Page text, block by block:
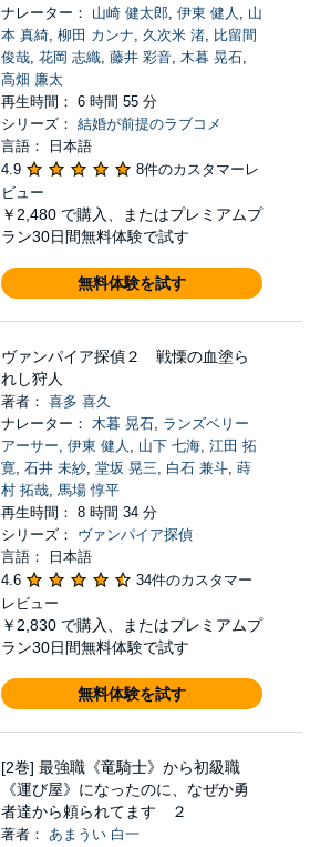
ナレーター： 山崎 健太郎, 伊東 健人 , 山
本 真綺, 柳田 カンナ, 久次米 渚, 比留間
俊哉, 花岡 志織, 藤井 彩音, 木暮 晃石,
高畑 廉太
再生時間： 6 時間 55 分
シリーズ： 結婚が前提のラブコメ
言語： 日本語
4.9
8件のカスタマーレ
ビュー
￥2,480 で購入、またはプレミアムプ
ラン30日間無料体験で試す
無料体験を試す
ヴァンパイア探偵２ 戦慄の血塗ら
れし狩人
著者： 喜多 喜久
ナレーター： 木暮 晃石, ランズベリー
アーサー, 伊東 健人 , 山下 七海, 江田 拓
寛, 石井 未紗, 堂坂 晃三, 白石 兼斗, 蒔
村 拓哉, 馬場 惇平
再生時間： 8 時間 34 分
シリーズ： ヴァンパイア探偵
言語： 日本語
4.6
34件のカスタマー
レビュー
￥2,830 で購入、またはプレミアムプ
ラン30日間無料体験で試す
無料体験を試す
[2巻] 最強職《竜騎士》から初級職
《運び屋》になったのに、なぜか勇
者達から頼られてます ２
著者： あまうい 白一